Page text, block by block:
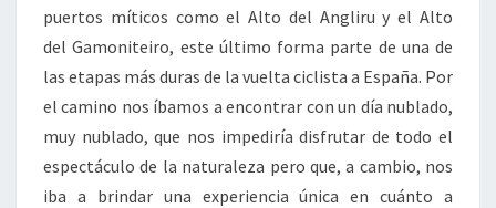
MÍTICOS
puertos míticos como el Alto del Angliru y el Alto
del Gamoniteiro, este último forma parte de una de
las etapas más duras de la vuelta ciclista a España. Por
el camino nos íbamos a encontrar con un día nublado,
muy nublado, que nos impediría disfrutar de todo el
espectáculo de la naturaleza pero que, a cambio, nos
iba a brindar una experiencia única en cuánto a